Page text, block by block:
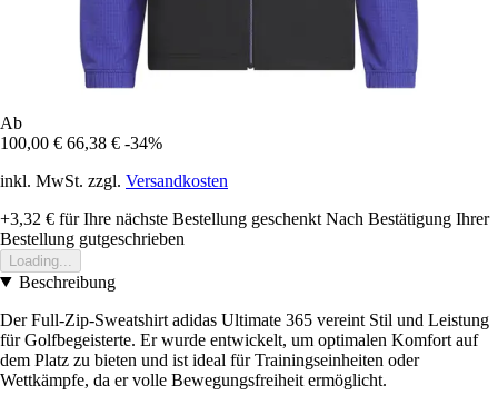
Ab
100,00 € 66,38 € -34%
inkl. MwSt. zzgl. Versandkosten
+3,32 € für Ihre nächste Bestellung geschenkt Nach Bestätigung Ihrer
Bestellung gutgeschrieben
Loading...
Beschreibung
Der Full-Zip-Sweatshirt adidas Ultimate 365 vereint Stil und Leistung
für Golfbegeisterte. Er wurde entwickelt, um optimalen Komfort auf
dem Platz zu bieten und ist ideal für Trainingseinheiten oder
Wettkämpfe, da er volle Bewegungsfreiheit ermöglicht.